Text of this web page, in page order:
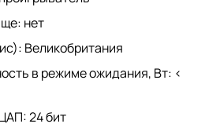
нет
Великобритания
в режиме ожидания, Вт: <
24 бит